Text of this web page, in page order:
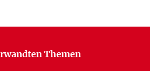
Themen